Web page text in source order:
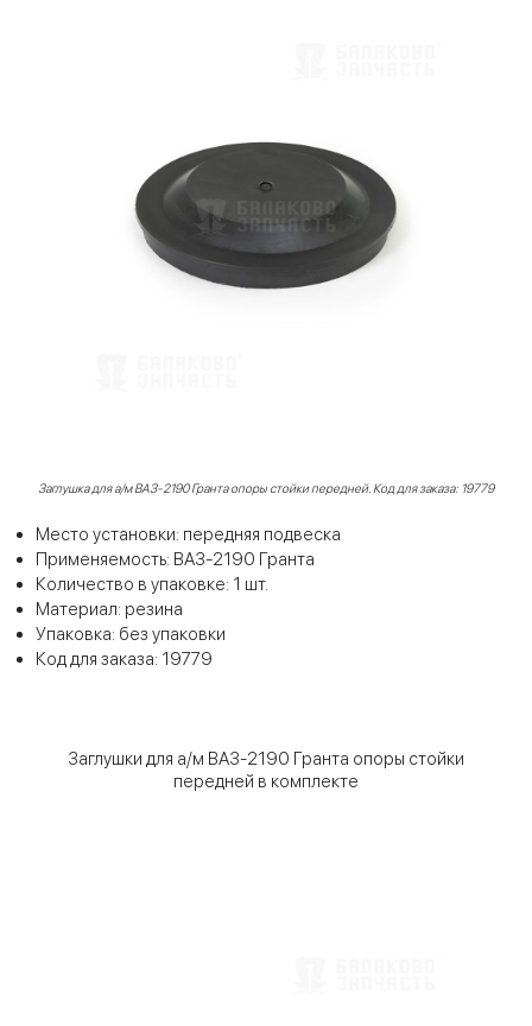
Заглушка для а/м ВАЗ-2190 Гранта опоры стойки передней. Код для заказа: 19779
Место установки: передняя подвеска
Применяемость: ВАЗ-2190 Гранта
Количество в упаковке: 1 шт.
Материал: резина
Упаковка: без упаковки
Код для заказа: 19779
Заглушки для а/м ВАЗ-2190 Гранта опоры стойки
передней в комплекте